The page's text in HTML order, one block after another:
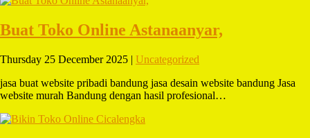
Buat Toko Online Astanaanyar,
Thursday 25 December 2025 | Uncategorized
jasa buat website pribadi bandung jasa desain website bandung Jasa
website murah Bandung dengan hasil profesional…